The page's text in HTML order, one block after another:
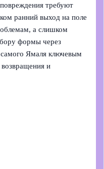
требуют
ранний выход на поле
а слишком
формы через
Ямаля ключевым
и